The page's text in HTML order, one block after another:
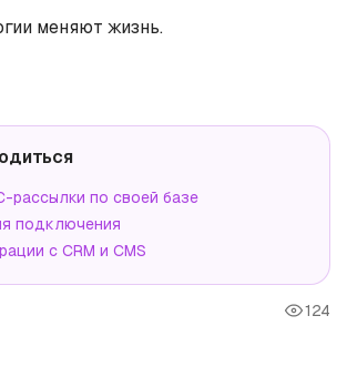
меняют жизнь.
по своей базе
подключения
с CRM и CMS
124